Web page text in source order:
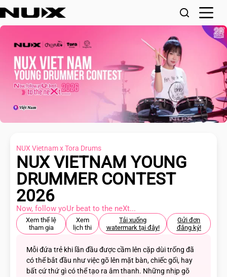
NUX Vietnam x Tora Drums
NUX VIETNAM YOUNG
DRUMMER CONTEST
2026
Now, follow yoUr beat to the neXt...
Xem thể lệ
tham gia
Xem
lịch thi
Tải xuống
watermark tại đây!
Gửi đơn
đăng ký!
Mỗi đứa trẻ khi lần đầu được cầm lên cặp dùi trống đã
có thể bắt đầu như việc gõ lên mặt bàn, chiếc gối, hay
bất cứ thứ gì có thể tạo ra âm thanh. Những nhịp gõ